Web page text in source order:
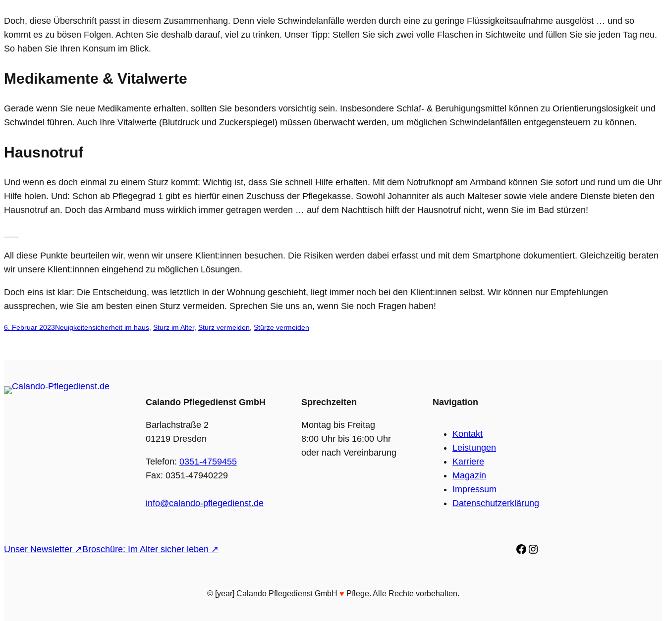
Doch, diese Überschrift passt in diesem Zusammenhang. Denn viele Schwindelanfälle werden durch eine zu geringe Flüssigkeitsaufnahme ausgelöst … und so
kommt es zu bösen Folgen. Achten Sie deshalb darauf, viel zu trinken. Unser Tipp: Stellen Sie sich zwei volle Flaschen in Sichtweite und füllen Sie sie jeden Tag neu.
So haben Sie Ihren Konsum im Blick.
Medikamente & Vitalwerte
Gerade wenn Sie neue Medikamente erhalten, sollten Sie besonders vorsichtig sein. Insbesondere Schlaf- & Beruhigungsmittel können zu Orientierungslosigkeit und
Schwindel führen. Auch Ihre Vitalwerte (Blutdruck und Zuckerspiegel) müssen überwacht werden, um möglichen Schwindelanfällen entgegensteuern zu können.
Hausnotruf
Und wenn es doch einmal zu einem Sturz kommt: Wichtig ist, dass Sie schnell Hilfe erhalten. Mit dem Notrufknopf am Armband können Sie sofort und rund um die Uhr
Hilfe holen. Und: Schon ab Pflegegrad 1 gibt es hierfür einen Zuschuss der Pflegekasse. Sowohl Johanniter als auch Malteser sowie viele andere Dienste bieten den
Hausnotruf an. Doch das Armband muss wirklich immer getragen werden … auf dem Nachttisch hilft der Hausnotruf nicht, wenn Sie im Bad stürzen!
All diese Punkte beurteilen wir, wenn wir unsere Klient:innen besuchen. Die Risiken werden dabei erfasst und mit dem Smartphone dokumentiert. Gleichzeitig beraten
wir unsere Klient:innnen eingehend zu möglichen Lösungen.
Doch eins ist klar: Die Entscheidung, was letztlich in der Wohnung geschieht, liegt immer noch bei den Klient:innen selbst. Wir können nur Empfehlungen
aussprechen, wie Sie am besten einen Sturz vermeiden. Sprechen Sie uns an, wenn Sie noch Fragen haben!
6. Februar 2023Neuigkeitensicherheit im haus Sturz im Alter, Sturz vermeiden Stürze vermeiden
Calando Pflegedienst GmbH
Barlachstraße 2
01219 Dresden
Telefon: 0351-4759455
Fax: 0351-47940229
info@calando-pflegedienst.de
Sprechzeiten
Montag bis Freitag
8:00 Uhr bis 16:00 Uhr
oder nach Vereinbarung
Navigation
Kontakt
Leistungen
Karriere
Magazin
Impressum
Datenschutzerklärung
Unser Newsletter ↗Broschüre: Im Alter sicher leben ↗ Facebook
Instagram
© [year] Calando Pflegedienst GmbH ♥️ Pflege. Alle Rechte vorbehalten.